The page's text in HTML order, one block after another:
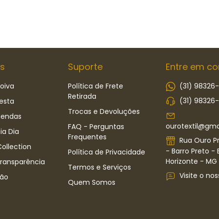
Dia
Suporte
Política de Frete
Retirada
Trocas e Devoluções
FAQ - Perguntas
Frequentes
Política de Privacidade
Termos e Serviços
Quem Somos
Entre em
(31)
(31)
Rua Ouro
- Barro Preto -
Horizonte - MG
Visite o